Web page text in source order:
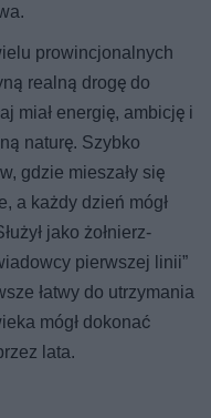
prowincjonalnych
realną drogę do
miał energię, ambicję i
naturę. Szybko
gdzie mieszały się
a każdy dzień mógł
jako żołnierz-
pierwszej linii”
łatwy do utrzymania
mógł dokonać
lata.